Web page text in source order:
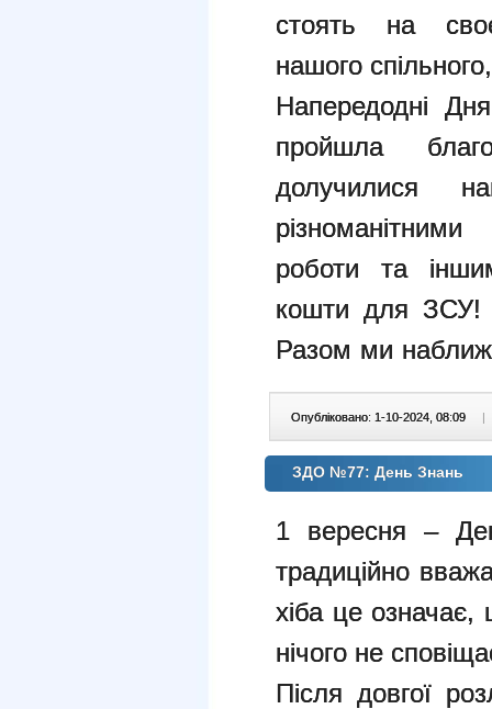
стоять на
нашого
Напередодні
пройшла
долучилися
роботи та
кошти для ЗСУ!
Разом ми
Опубліковано: 1-10-2024, 08:09 |
ЗДО №77: День Знань
1 вересня –
традиційно
хіба це
нічого не
Після довгої